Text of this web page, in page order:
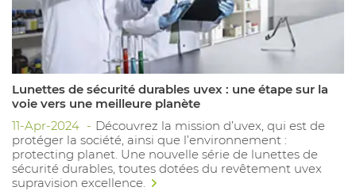
Lunettes de sécurité durables uvex : une étape sur la
voie vers une meilleure planète
11-Apr-2024
Découvrez la mission d’uvex, qui est de
protéger la société, ainsi que l’environnement :
protecting planet. Une nouvelle série de lunettes de
sécurité durables, toutes dotées du revêtement uvex
supravision excellence.